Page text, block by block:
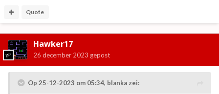
Quote
Hawker17
26 december 2023 gepost
Op 25-12-2023 om 05:34, blanka zei: